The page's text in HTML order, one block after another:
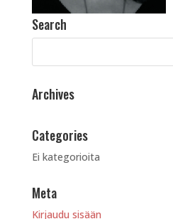
Search
Archives
Categories
Ei kategorioita
Meta
Kirjaudu sisään